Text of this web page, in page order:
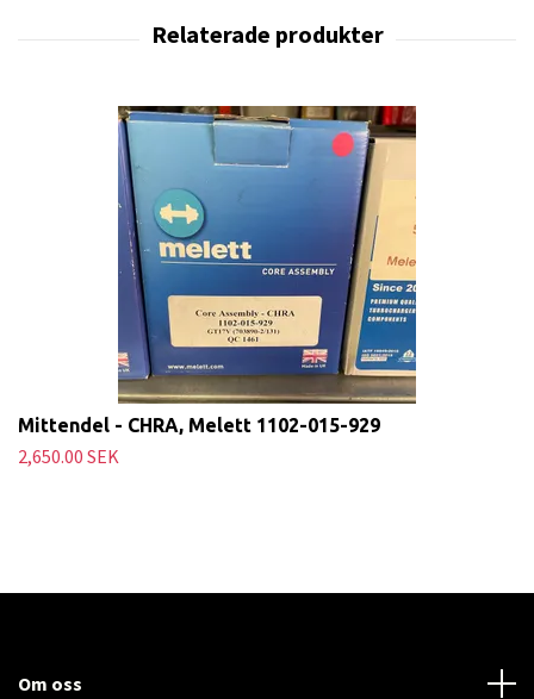
Mittendel - CHRA, Melett 1102-015-929
2,650.00 SEK
Om oss